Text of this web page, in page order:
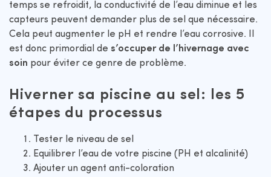
temps se refroidit, la conductivité de l’eau diminue et les
capteurs peuvent demander plus de sel que nécessaire.
Cela peut augmenter le pH et rendre l’eau corrosive. Il
est donc primordial de s’occuper de l’hivernage avec
soin pour éviter ce genre de problème.
Hiverner sa piscine au sel: les 5
étapes du processus
Tester le niveau de sel
Equilibrer l’eau de votre piscine (PH et alcalinité)
Ajouter un agent anti-coloration